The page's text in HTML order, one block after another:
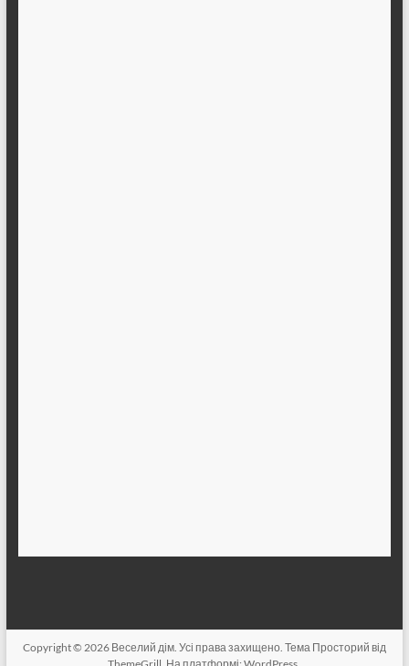
Copyright © 2026 Веселий дім. Усі права захищено. Тема Просторий від